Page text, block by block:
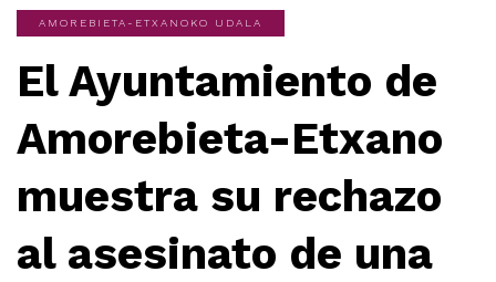
AMOREBIETA-ETXANOKO UDALA
El Ayuntamiento de
Amorebieta-Etxano
muestra su rechazo
al asesinato de una